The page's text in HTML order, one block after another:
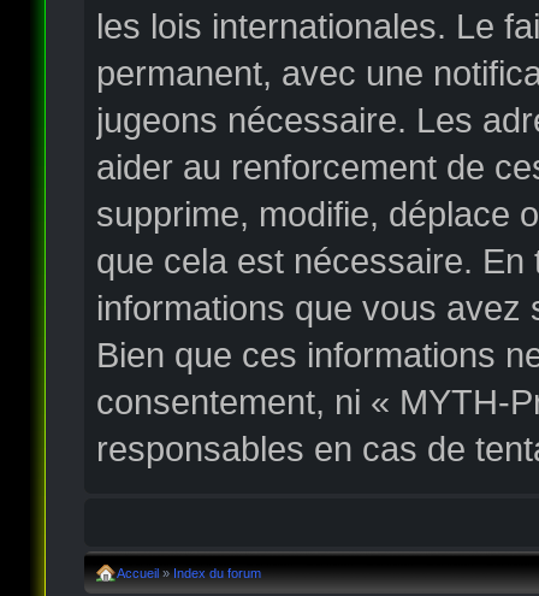
les lois internationales. Le
permanent, avec une
jugeons nécessaire. Les
aider au renforcement de
supprime, modifie, déplace
que cela est nécessaire.
informations que vous
Bien que ces informations
consentement, ni « MYTH-
responsables en cas de
Accueil » Index du forum